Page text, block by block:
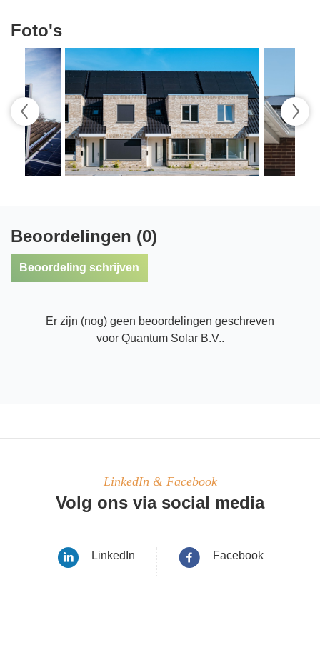
Foto's
Beoordelingen (0)
Beoordeling schrijven
Er zijn (nog) geen beoordelingen geschreven
voor Quantum Solar B.V..
LinkedIn & Facebook
Volg ons via social media
LinkedIn Facebook